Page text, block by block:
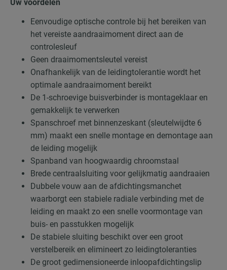
Uw voordelen
Eenvoudige optische controle bij het bereiken van
het vereiste aandraaimoment direct aan de
controlesleuf
Geen draaimomentsleutel vereist
Onafhankelijk van de leidingtolerantie wordt het
optimale aandraaimoment bereikt
De 1-schroevige buisverbinder is montageklaar en
gemakkelijk te verwerken
Spanschroef met binnenzeskant (sleutelwijdte 6
mm) maakt een snelle montage en demontage aan
de leiding mogelijk
Spanband van hoogwaardig chroomstaal
Brede centraalsluiting voor gelijkmatig aandraaien
Dubbele vouw aan de afdichtingsmanchet
waarborgt een stabiele radiale verbinding met de
leiding en maakt zo een snelle voormontage van
buis- en passtukken mogelijk
De stabiele sluiting beschikt over een groot
verstelbereik en elimineert zo leidingtoleranties
De groot gedimensioneerde inloopafdichtingslip